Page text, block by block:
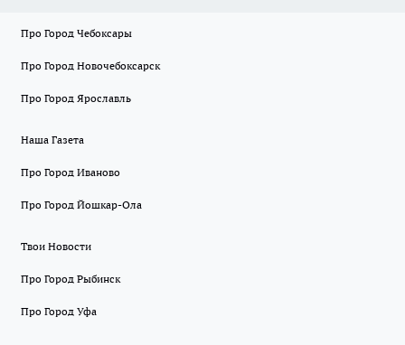
Про Город Чебоксары
Про Город Новочебоксарск
Про Город Ярославль
Наша Газета
Про Город Иваново
Про Город Йошкар-Ола
Твои Новости
Про Город Рыбинск
Про Город Уфа